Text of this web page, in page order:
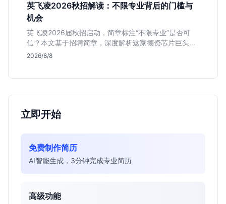
英飞凌2026秋招解读：不限专业背后的门槛与
机会
英飞凌2026届秋招启动，简章标注“不限专业”是否可
信？本文基于招聘简章，深度解析这家德资芯片巨头的
行业地位、校招真实门槛及投递策略，助你判断是否值
2026/8/8
立即开始
免费制作简历
AI智能生成，3分钟完成专业简历
高级功能